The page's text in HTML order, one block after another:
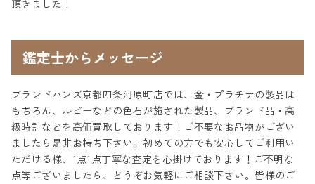
頂きました！
鑑定士からメッセージ
ブランドハンズ京都四条河原町店では、金・プラチナの製品は
もちろん、ルビーなどの色石が施された製品、ブランド品・高
級時計などを高価買取しております！ご不要なお品物がござい
ましたら是非お持ち下さい。初めての方でも安心してご利用い
ただける様、1点1点丁寧な査定を心掛けております！ご不明な
点等ございましたら、どうぞお気軽にご相談下さい。皆様のご